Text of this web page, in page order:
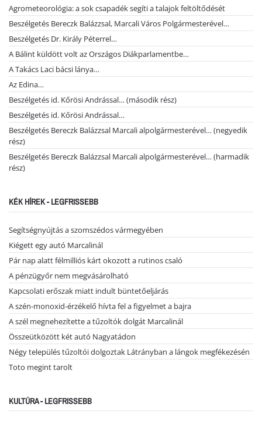
Agrometeorológia: a sok csapadék segíti a talajok feltöltődését
Beszélgetés Bereczk Balázzsal, Marcali Város Polgármesterével…
Beszélgetés Dr. Király Péterrel…
A Bálint küldött volt az Országos Diákparlamentbe…
A Takács Laci bácsi lánya…
Az Edina…
Beszélgetés id. Kőrösi Andrással… (második rész)
Beszélgetés id. Kőrösi Andrással…
Beszélgetés Bereczk Balázzsal Marcali alpolgármesterével… (negyedik
rész)
Beszélgetés Bereczk Balázzsal Marcali alpolgármesterével… (harmadik
rész)
KÉK HÍREK - LEGFRISSEBB
Segítségnyújtás a szomszédos vármegyében
Kiégett egy autó Marcalinál
Pár nap alatt félmilliós kárt okozott a rutinos csaló
A pénzügyőr nem megvásárolható
Kapcsolati erőszak miatt indult büntetőeljárás
A szén-monoxid-érzékelő hívta fel a figyelmet a bajra
A szél megnehezítette a tűzoltók dolgát Marcalinál
Összeütközött két autó Nagyatádon
Négy település tűzoltói dolgoztak Látrányban a lángok megfékezésén
Toto megint tarolt
KULTÚRA - LEGFRISSEBB